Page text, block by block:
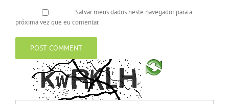
Salvar meus dados neste navegador para a
próxima vez que eu comentar.